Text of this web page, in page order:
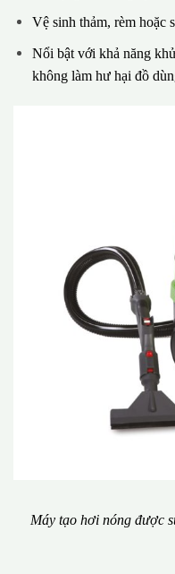
Vệ sinh thảm, rèm hoặc
Nổi bật với khả năng
không làm hư hại đồ
Máy tạo hơi nóng được